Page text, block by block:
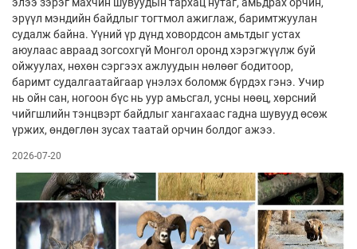
эрүүл мэндийн байдлыг тогтмол ажиглаж, баримтжуулан
судалж байна. Үүний үр дүнд ховордсон амьтдыг устах
аюулаас авраад зогсохгүй Монгол оронд хэрэгжүүлж буй
ойжуулах, нөхөн сэргээх ажлуудын нөлөөг бодитоор,
баримт судалгаатайгаар үнэлэх боломж бүрдэх гэнэ. Учир
нь ойн сан, ногоон бүс нь уур амьсгал, усны нөөц, хөрсний
чийгшлийн тэнцвэрт байдлыг хангахаас гадна шувууд өсөж
үржих, өндөглөн зусах таатай орчин болдог ажээ.
2026-07-20